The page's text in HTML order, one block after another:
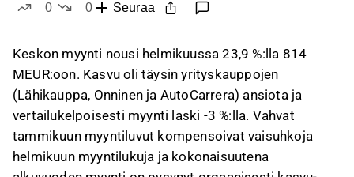
0
0
Seuraa
Keskon myynti nousi helmikuussa 23,9 %:lla 814
MEUR:oon. Kasvu oli täysin yrityskauppojen
(Lähikauppa, Onninen ja AutoCarrera) ansiota ja
vertailukelpoisesti myynti laski -3 %:lla. Vahvat
tammikuun myyntiluvut kompensoivat vaisuhkoja
helmikuun myyntilukuja ja kokonaisuutena